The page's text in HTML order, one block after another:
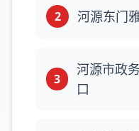
2 河源东门
3
河源市政
口